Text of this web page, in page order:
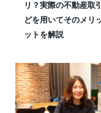
リ？実際の不動産取
どを用いてそのメリ
ットを解説